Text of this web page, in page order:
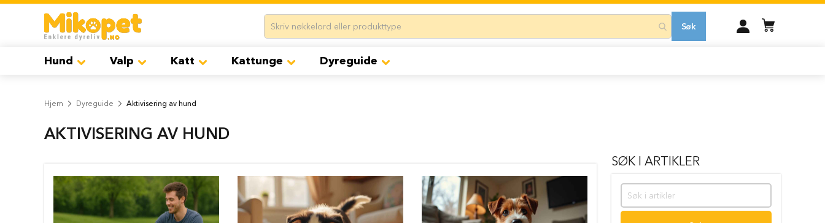
Hopp
Søk
MIN
KONTO
Hund
Hundemat
Tørrfôr
hund
hund
Hund Valp Katt Kattunge Dyreguide
Hjem Dyreguide Aktivisering av hund
AKTIVISERING AV HUND
SØK I ARTIKLER